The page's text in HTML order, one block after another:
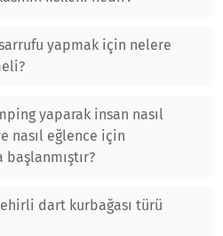
yapmak için nelere
yaparak insan nasıl
nasıl eğlence için
dart kurbağası türü